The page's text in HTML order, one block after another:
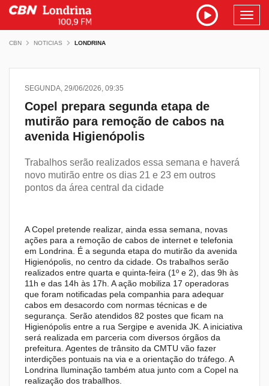
CBN NOTICIAS LONDRINA
SEGUNDA, 29/06/2026, 09:35
Copel prepara segunda etapa de
mutirão para remoção de cabos na
avenida Higienópolis
Trabalhos serão realizados essa semana e haverá
novo mutirão entre os dias 21 e 23 em outros
pontos da área central da cidade
A Copel pretende realizar, ainda essa semana, novas
ações para a remoção de cabos de internet e telefonia
em Londrina. É a segunda etapa do mutirão da avenida
Higienópolis, no centro da cidade. Os trabalhos serão
realizados entre quarta e quinta-feira (1º e 2), das 9h às
11h e das 14h às 17h. A ação mobiliza 17 operadoras
que foram notificadas pela companhia para adequar
cabos em desacordo com normas técnicas e de
segurança. Serão atendidos 82 postes que ficam na
Higienópolis entre a rua Sergipe e avenida JK. A iniciativa
será realizada em parceria com diversos órgãos da
prefeitura. Agentes de trânsito da CMTU vão fazer
interdições pontuais na via e a orientação do tráfego. A
Londrina Iluminação também atua junto com a Copel na
realização dos traballhos.